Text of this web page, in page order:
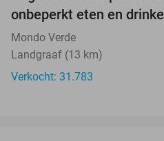
onbeperkt eten en
Mondo Verde
Landgraaf (13 km)
Verkocht: 31.783